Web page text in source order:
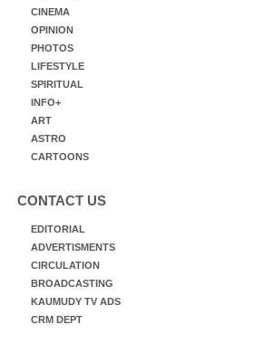
CINEMA
OPINION
PHOTOS
LIFESTYLE
SPIRITUAL
INFO+
ART
ASTRO
CARTOONS
CONTACT US
EDITORIAL
ADVERTISMENTS
CIRCULATION
BROADCASTING
KAUMUDY TV ADS
CRM DEPT